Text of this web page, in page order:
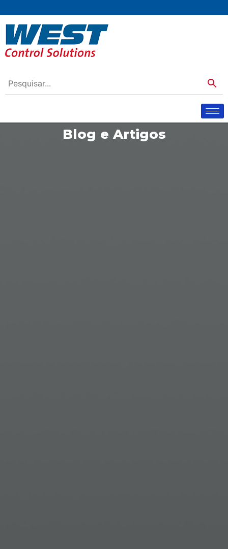
Blog e Artigos